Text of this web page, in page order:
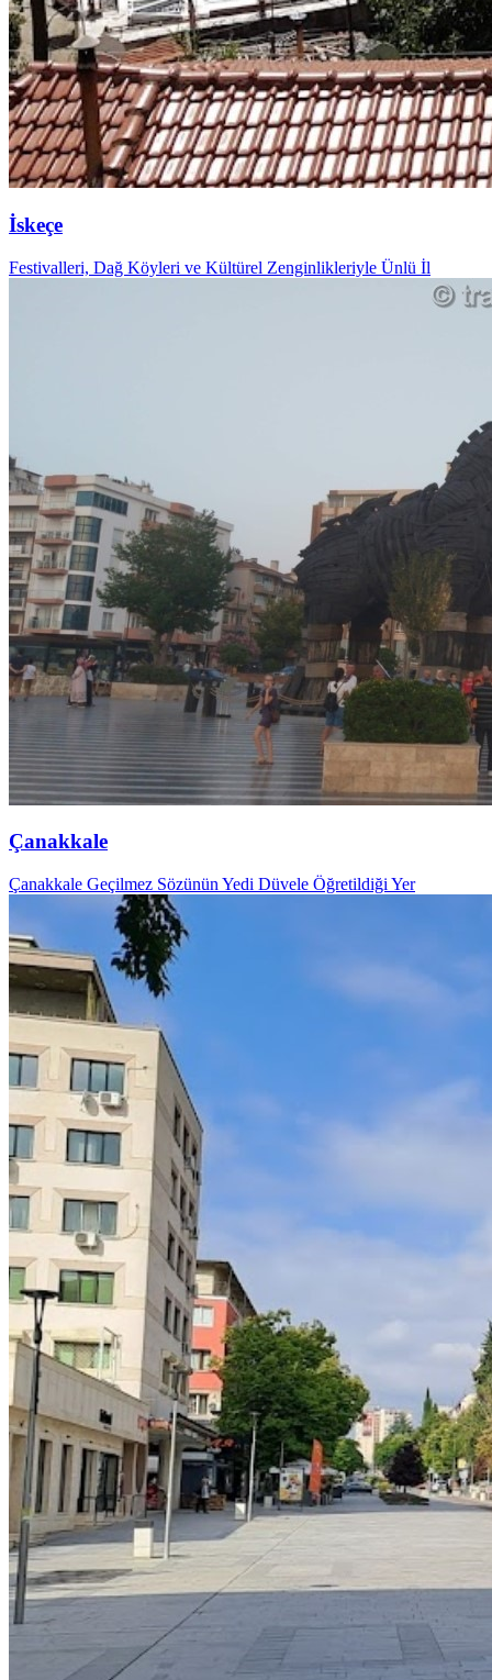
İskeçe
Festivalleri, Dağ Köyleri ve Kültürel Zenginlikleriyle Ünlü İl
Çanakkale
Çanakkale Geçilmez Sözünün Yedi Düvele Öğretildiği Yer